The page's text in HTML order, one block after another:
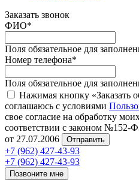
Заказать звонок
ФИО*
Поля обязательное для
Номер телефона*
Поля обязательное для
Нажимая кнопку «Заказать
соглашаюсь с условиями
свое согласие на обработку
соответствии с законом
от 27.07.2006
Отправить
+7 (962) 427-43-93
+7 (962) 427-43-93
Позвоните мне